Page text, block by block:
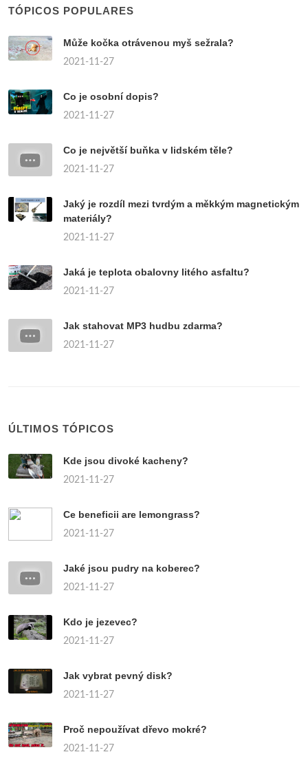
TÓPICOS POPULARES
Může kočka otrávenou myš sežrala?
2021-11-27
Co je osobní dopis?
2021-11-27
Co je největší buňka v lidském těle?
2021-11-27
Jaký je rozdíl mezi tvrdým a měkkým magnetickým
materiály?
2021-11-27
Jaká je teplota obalovny litého asfaltu?
2021-11-27
Jak stahovat MP3 hudbu zdarma?
2021-11-27
ÚLTIMOS TÓPICOS
Kde jsou divoké kacheny?
2021-11-27
Ce beneficii are lemongrass?
2021-11-27
Jaké jsou pudry na koberec?
2021-11-27
Kdo je jezevec?
2021-11-27
Jak vybrat pevný disk?
2021-11-27
Proč nepoužívat dřevo mokré?
2021-11-27